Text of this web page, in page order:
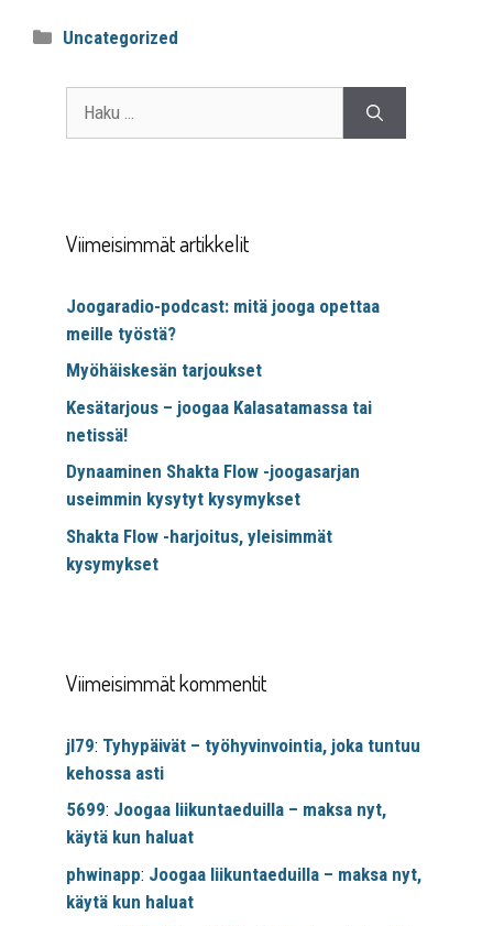
Uncategorized
Viimeisimmät artikkelit
Joogaradio-podcast: mitä jooga opettaa
meille työstä?
Myöhäiskesän tarjoukset
Kesätarjous – joogaa Kalasatamassa tai
netissä!
Dynaaminen Shakta Flow -joogasarjan
useimmin kysytyt kysymykset
Shakta Flow -harjoitus, yleisimmät
kysymykset
Viimeisimmät kommentit
jl79: Tyhypäivät – työhyvinvointia, joka tuntuu
kehossa asti
5699: Joogaa liikuntaeduilla – maksa nyt,
käytä kun haluat
phwinapp: Joogaa liikuntaeduilla – maksa nyt,
käytä kun haluat